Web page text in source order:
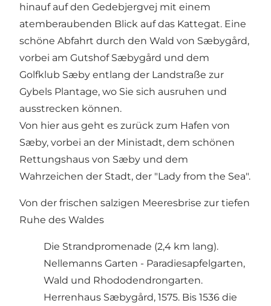
hinauf auf den Gedebjergvej mit einem
atemberaubenden Blick auf das Kattegat. Eine
schöne Abfahrt durch den Wald von Sæbygård,
vorbei am Gutshof Sæbygård und dem
Golfklub Sæby entlang der Landstraße zur
Gybels Plantage, wo Sie sich ausruhen und
ausstrecken können.
Von hier aus geht es zurück zum Hafen von
Sæby, vorbei an der Ministadt, dem schönen
Rettungshaus von Sæby und dem
Wahrzeichen der Stadt, der "Lady from the Sea".
Von der frischen salzigen Meeresbrise zur tiefen
Ruhe des Waldes
Die Strandpromenade (2,4 km lang).
Nellemanns Garten - Paradiesapfelgarten,
Wald und Rhododendrongarten.
Herrenhaus Sæbygård, 1575. Bis 1536 die